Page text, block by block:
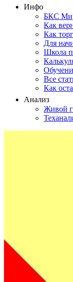
Инфо
БКС
Как
Как
Для
Школа
Все
Как
Анализ
Живой